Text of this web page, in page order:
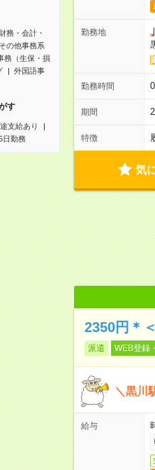
務・会計・
その他事務系
務（生保・損
外国語事
す
支給あり
日勤務
勤務地
勤務時間
期間
特徴
気
2350円＊
派遣 WEB登録
＼黒川
給与